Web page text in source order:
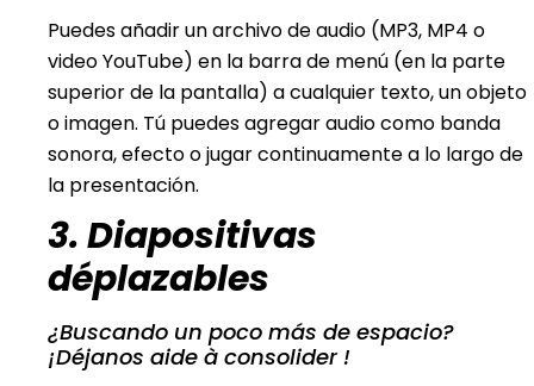
Puedes añadir un archivo de audio (MP3, MP4 o
video YouTube) en la barra de menú (en la parte
superior de la pantalla) a cualquier texto, un objeto
o imagen. Tú puedes agregar audio como banda
sonora, efecto o jugar continuamente a lo largo de
la presentación.
3. Diapositivas
déplazables
¿Buscando un poco más de espacio?
¡Déjanos aide à consolider !